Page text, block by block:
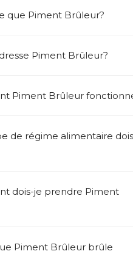
que Piment Brûleur?
Piment Brûleur?
Piment Brûleur
de régime alimentaire
dois-je prendre Piment
Piment Brûleur brûle